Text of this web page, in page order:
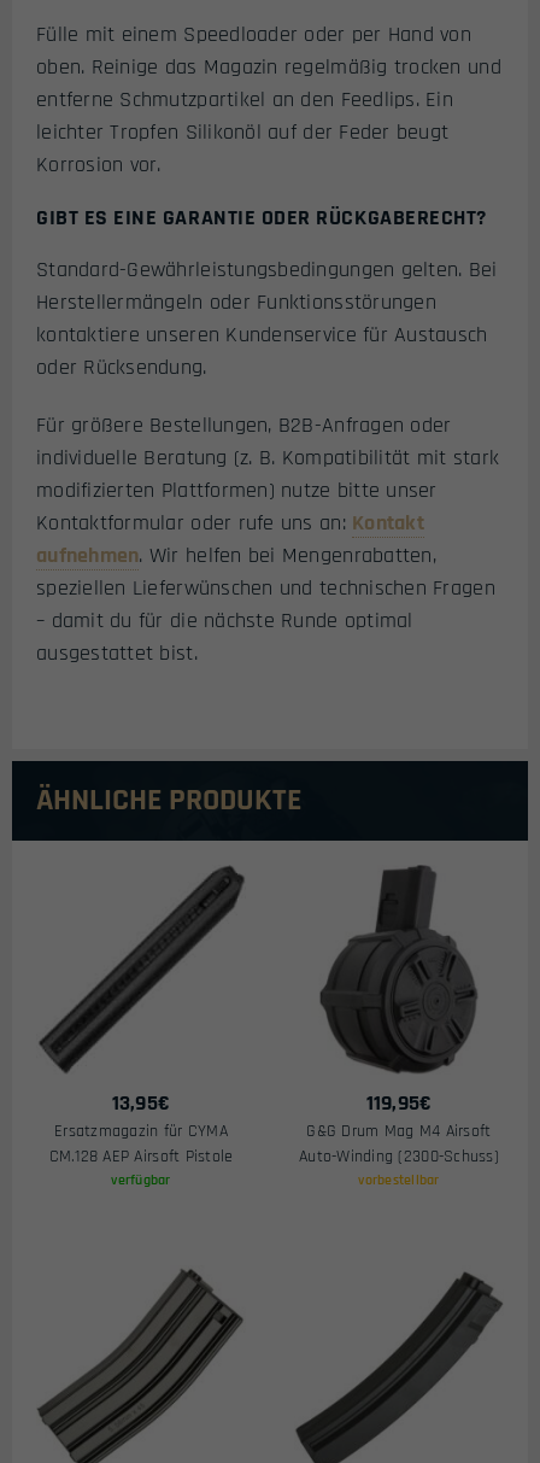
Fülle mit einem Speedloader oder per Hand von
oben. Reinige das Magazin regelmäßig trocken und
entferne Schmutzpartikel an den Feedlips. Ein
leichter Tropfen Silikonöl auf der Feder beugt
Korrosion vor.
GIBT ES EINE GARANTIE ODER RÜCKGABERECHT?
Standard-Gewährleistungsbedingungen gelten. Bei
Herstellermängeln oder Funktionsstörungen
kontaktiere unseren Kundenservice für Austausch
oder Rücksendung.
Für größere Bestellungen, B2B-Anfragen oder
individuelle Beratung (z. B. Kompatibilität mit stark
modifizierten Plattformen) nutze bitte unser
Kontaktformular oder rufe uns an: Kontakt
aufnehmen. Wir helfen bei Mengenrabatten,
speziellen Lieferwünschen und technischen Fragen
– damit du für die nächste Runde optimal
ausgestattet bist.
ÄHNLICHE PRODUKTE
13,95€
Ersatzmagazin für CYMA
CM.128 AEP Airsoft Pistole
verfügbar
119,95€
G&G Drum Mag M4 Airsoft
Auto-Winding (2300-Schuss)
vorbestellbar